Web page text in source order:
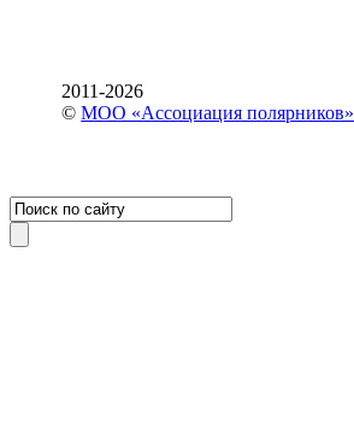
2011-2026
©МОО «Ассоциация полярников»